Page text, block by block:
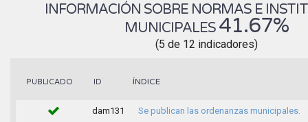
INFORMACIÓN SOBRE NORMAS E
MUNICIPALES 41.67%
(5 de 12 indicadores)
PUBLICADO ID ÍNDICE
dam131 Se publican las ordenanzas municipales.